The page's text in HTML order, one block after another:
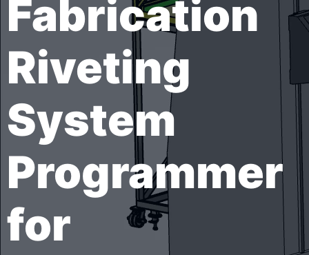
Fabrication
Riveting
System
Programmer
for